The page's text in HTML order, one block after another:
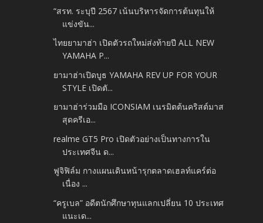
“สรท. ระบุปี 2567 เน้นบริหารจัดการต้นทุนให้
แข่งขัน...
ไทยยามาฮ่า เปิดตัวรถใหม่ส่งท้ายปี ALL NEW
YAMAHA P...
ยามาฮ่าเปิดบูธ YAMAHA REV UP FOR YOUR
STYLE เปิดตั...
ยามาฮ่าร่วมมือ ICONSIAM เนรมิตต้นคริสต์มาส
สุดครีเอ...
realme GT5 Pro เปิดตัวอย่างเป็นทางการใน
ประเทศจีน ด...
ฟูจิฟิล์ม กางแผนเดินหน้ารุกตลาดเฮลท์แคร์ต่อ
เนื่อง ...
“ครูเบล” อดีตนักศึกษาทุนแลกเปลี่ยน 10 ประเทศ
แนะเด...